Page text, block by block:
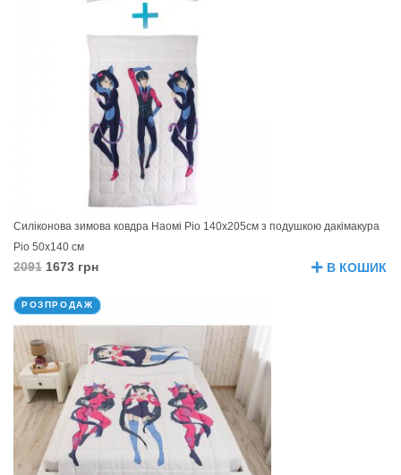
Силіконова зимова ковдра Наомі Ріо 140х205см з подушкою дакімакура
Ріо 50х140 см
2091 1673 грн В КОШИК
РОЗПРОДАЖ